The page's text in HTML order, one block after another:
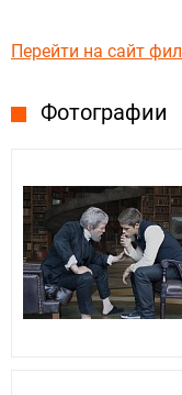
Перейти на сайт
Фотографии